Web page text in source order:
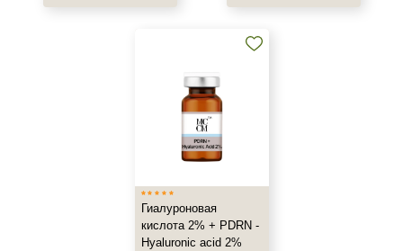
Любой возраст (от 18 лет)
Гиалуроновая
кислота 2% + PDRN -
Hyaluronic acid 2%